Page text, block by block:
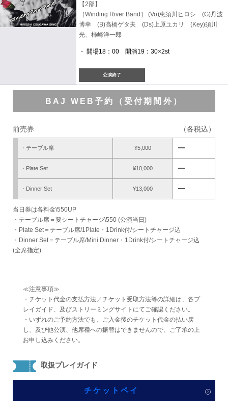
【2部】
［Winding River Band］ (Vo)恵須川ヒロシ (G)丹波
博幸 (B)高橋ゲタ夫 (Ds)上原ユカリ (Key)須川
光、柿崎洋一郎
・ 開場18：00 開演19：30×2st
公演終了
BAJ WEB予約（受付期間外）
前売券 （各税込）
・テーブル席 ¥5,000 remove
・Plate Set ¥10,000 remove
・Dinner Set ¥13,000 remove
当日券は各料金\550UP
・テーブル席＝要シートチャージ\550 (公演当日)
・Plate Set＝テーブル席/1Plate・1Drink付/シートチャージ込
・Dinner Set＝テーブル席/Mini Dinner・1Drink付/シートチャージ込
(全席指定)
≪注意事項≫
・チケット代金の支払方法／チケット受取方法等の詳細は、各プ
レイガイド、及びストリーミングサイトにてご確認ください。
・いずれのご予約方法でも、ご入金後のチケット代金の払い戻
し、及び他公演、他席種への振替はできませんので、ご了承の上
お申し込みください。
取扱プレイガイド
チケットペイ